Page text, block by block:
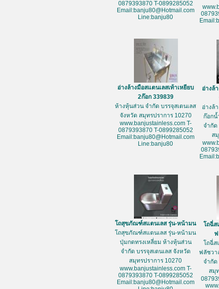
0879393870 T-0899285052
Email:banju80@Hotmail.com
Line:banju80
อ่างล้างมือสแตนเลสเท้าเหยียบ
2ก๊อก 339839
ห้างหุ้นส่วน จำกัด บรรจุสเตนเลส
จังหวัด สมุทรปราการ 10270
www.banjustainless.com T-
0879393870 T-0899285052
Email:banju80@Hotmail.com
Line:banju80
อ่างล้
อ่างล้
ก๊อกน้
จำกัด
ส
โถสุขภัณฑ์สแตนเลส รุ่น-หน้ามน
โถสุขภัณฑ์สแตนเลส รุ่น-หน้ามน
ปุ่มกดทรงเหลี่ยม ห้างหุ้นส่วน
จำกัด บรรจุสเตนเลส จังหวัด
สมุทรปราการ 10270
www.banjustainless.com T-
0879393870 T-0899285052
Email:banju80@Hotmail.com
โถฉี่ส
ฟ
โถฉี่ส
ฟลัชวา
จำกัด
สมุ